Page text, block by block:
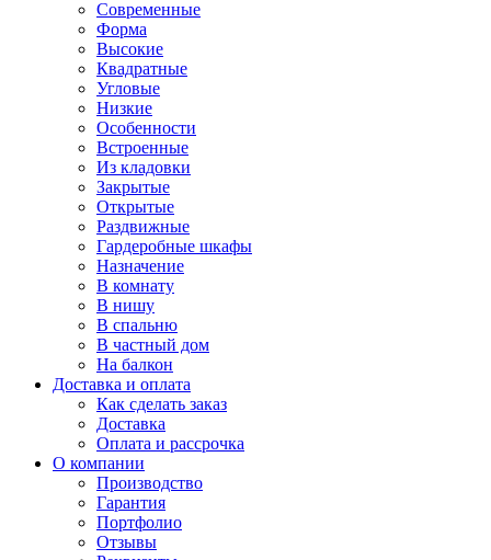
Современные
Форма
Высокие
Квадратные
Угловые
Низкие
Особенности
Встроенные
Из кладовки
Закрытые
Открытые
Раздвижные
Гардеробные шкафы
Назначение
В комнату
В нишу
В спальню
В частный дом
На балкон
Доставка и оплата
Как сделать заказ
Доставка
Оплата и рассрочка
О компании
Производство
Гарантия
Портфолио
Отзывы